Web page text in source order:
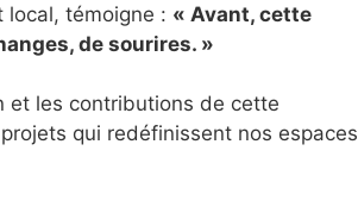
local, témoigne : « Avant, cette
de sourires. »
et les contributions de cette
qui redéfinissent nos espaces